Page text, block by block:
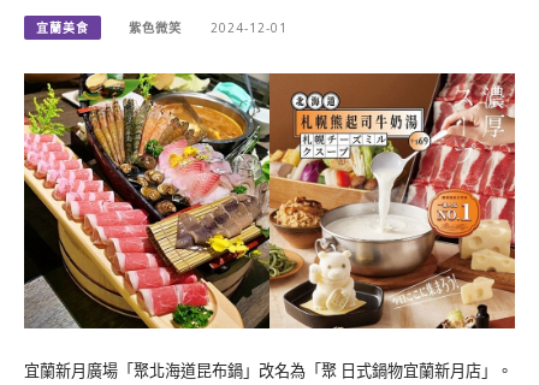
宜蘭美食 紫色微笑 2024-12-01
宜蘭新月廣場「聚北海道昆布鍋」改名為「聚 日式鍋物宜蘭新月店」。